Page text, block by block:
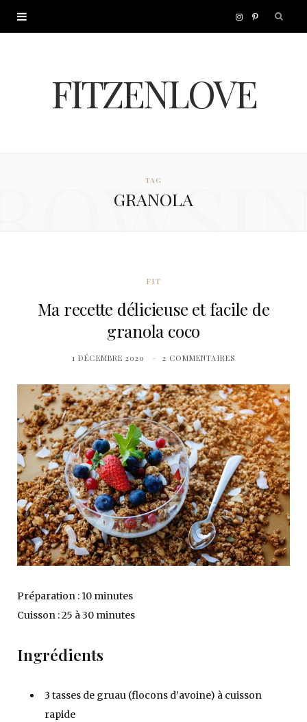
I
s
P
FITZENLOVE
TAG
GRANOLA
FIT
Ma recette délicieuse et facile de
granola coco
1 DÉCEMBRE 2020 2 COMMENTAIRES
Préparation : 10 minutes
Cuisson : 25 à 30 minutes
Ingrédients
3 tasses de gruau (flocons d’avoine) à cuisson
rapide